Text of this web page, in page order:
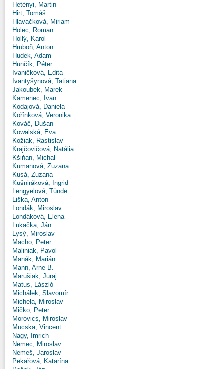
Hetényi, Martin
Hirt, Tomáš
Hlavačková, Miriam
Holec, Roman
Hollý, Karol
Hruboň, Anton
Hudek, Adam
Hunčík, Péter
Ivaničková, Edita
Ivantyšynová, Tatiana
Jakoubek, Marek
Kamenec, Ivan
Kodajová, Daniela
Kořínková, Veronika
Kováč, Dušan
Kowalská, Eva
Kožiak, Rastislav
Krajčovičová, Natália
Kšiňan, Michal
Kumanová, Zuzana
Kusá, Zuzana
Kušniráková, Ingrid
Lengyelová, Tünde
Liška, Anton
Londák, Miroslav
Londáková, Elena
Lukačka, Ján
Lysý, Miroslav
Macho, Peter
Maliniak, Pavol
Manák, Marián
Mann, Arne B.
Marušiak, Juraj
Matus, László
Michálek, Slavomír
Michela, Miroslav
Mičko, Peter
Morovics, Miroslav
Mucska, Vincent
Nagy, Imrich
Nemec, Miroslav
Nemeš, Jaroslav
Pekařová, Katarína